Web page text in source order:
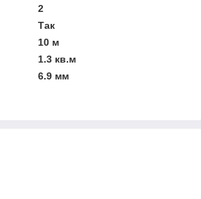
2
Так
10 м
1.3 кв.м
6.9 мм